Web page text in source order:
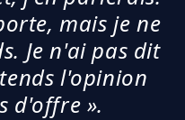
mais je ne
Je n'ai pas dit
l'opinion
d'offre ».